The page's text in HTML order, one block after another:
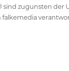
sind zugunsten
falkemedia